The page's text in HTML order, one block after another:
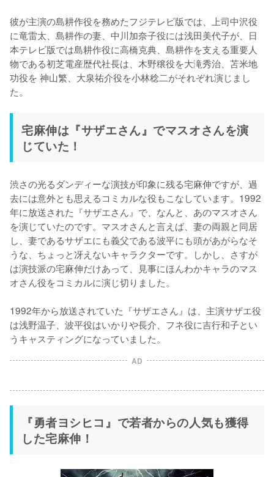
彼が主演の島耕作役を務めたフジテレビ版では、上司中沢役
に竜雷太、島耕作の妻、中川加奈子役には浅田美代子が、日
本テレビ版では島耕作役に高橋克典、島耕作を支える重要人
物である初芝電産歴代社長は、木野穣役を大滝秀治、苫米地
功役を 神山繁、大泉祐介役を小林稔二がそれぞれ演じまし
宅麻伸は『サザエさん』でマスオさんを演
じていた！
渋さの光るダンディーな演技が印象に残る宅麻伸ですが、過
去には意外とも思えるコミカルな役もこなしています。1992
年に放送された『サザエさん』で、なんと、あのマスオさん
を演じていたのです。マスオさんと言えば、妻の両親と同居
し、妻であるサザエにも義父である波平にも頭があがらなそ
うな、ちょっと冴えないキャラクターです。しかし、さすが
は演技派の宅麻伸だけあって、見事にほんわかキャラのマス
オさん役をコミカルに演じ切りました。
1992年から放送されていた『サザエさん』は、主演サザエ役
は浅野温子、波平役はいかりや長介、フネ役に吉行和子とい
AD
『勇者ヨシヒコ』で若者からの人気も獲得
した宅麻伸！